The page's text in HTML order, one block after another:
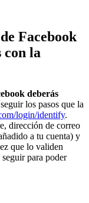
Facebook
con la
deberás
los pasos que la
login/identify.
dirección de correo
a tu cuenta) y
que lo validen
para poder